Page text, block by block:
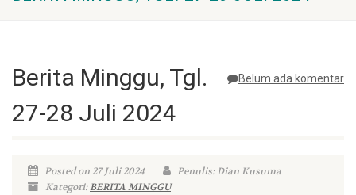
Belum ada komentar
Berita Minggu, Tgl.
27-28 Juli 2024
Posted on 27 Juli 2024
Penulis: Dian Kusuma
Kategori:BERITA MINGGU